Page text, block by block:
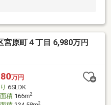
原町４丁目 6,980万円
万円
6SLDK
積166m2
2